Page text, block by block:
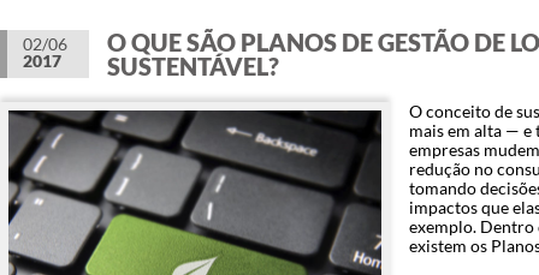
02/06
2017
O QUE SÃO PLANOS DE GESTÃO DE
SUSTENTÁVEL?
O conceito de
mais em alta — e
empresas
redução no
tomando
impactos que
exemplo. Dentro
existem os